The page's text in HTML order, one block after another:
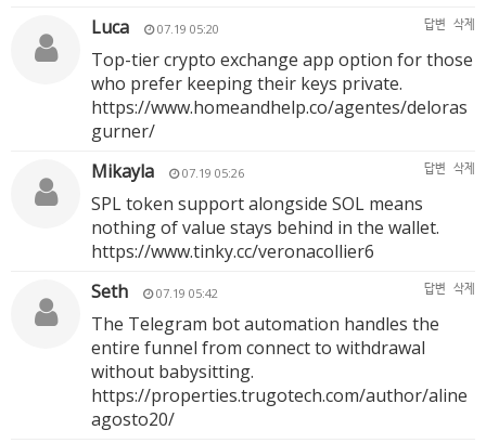
Luca
07.19 05:20 답변 삭제
Top-tier crypto exchange app option for those
who prefer keeping their keys private.
https://www.homeandhelp.co/agentes/deloras
gurner/
Mikayla
07.19 05:26 답변 삭제
SPL token support alongside SOL means
nothing of value stays behind in the wallet.
https://www.tinky.cc/veronacollier6
Seth
07.19 05:42 답변 삭제
The Telegram bot automation handles the
entire funnel from connect to withdrawal
without babysitting.
https://properties.trugotech.com/author/aline
agosto20/